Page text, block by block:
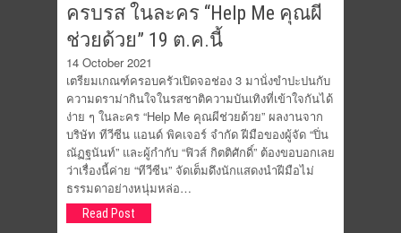
ครบรส ในละคร “Help Me คุณผี
ช่วยด้วย” 19 ต.ค.นี้
14 October 2021
เตรียมเกณฑ์ครอบครัวเปิดจอช่อง 3 มานั่งขำปะปนกับ
ความดราม่ากินใจในรสชาติความบันเทิงที่เข้าใจกันได้
ง่าย ๆ ในละคร “Help Me คุณผีช่วยด้วย” ผลงานจาก
บริษัท ทีวีซีน แอนด์ พิคเจอร์ จำกัด ฝีมือของผู้จัด “ปิ่น
ณัฏฐนันท์” และผู้กำกับ “ฟิวส์ กิตติศักดิ์” ต้องขอบอกเลย
ว่าเรื่องนี้ค่าย “ทีวีซีน” จัดเต็มดึงนักแสดงนำฝีมือไม่
ธรรมดาอย่างหนุ่มหล่อ…
Read Post